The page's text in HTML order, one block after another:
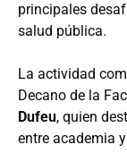
principales
salud pública.
La actividad
Decano de la
Dufeu, quien
entre academia